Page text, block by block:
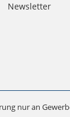
Newsletter
nur an